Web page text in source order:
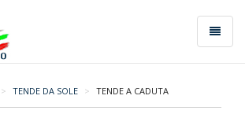
Menù
TENDE DA SOLE TENDE A CADUTA